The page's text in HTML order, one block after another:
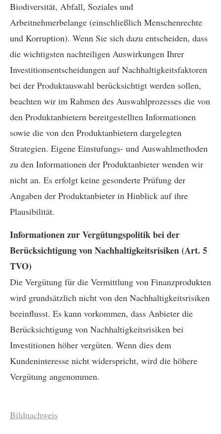
Biodiversität, Abfall, Soziales und
Arbeitnehmerbelange (einschließlich Menschenrechte
und Korruption). Wenn Sie sich dazu entscheiden, dass
die wichtigsten nachteiligen Auswirkungen Ihrer
Investitionsentscheidungen auf Nachhaltigkeitsfaktoren
bei der Produktauswahl berücksichtigt werden sollen,
beachten wir im Rahmen des Auswahlprozesses die von
den Produktanbietern bereitgestellten Informationen
sowie die von den Produktanbietern dargelegten
Strategien. Eigene Einstufungs- und Auswahlmethoden
zu den Informationen der Produktanbieter wenden wir
nicht an. Es erfolgt keine gesonderte Prüfung der
Angaben der Produktanbieter in Hinblick auf ihre
Plausibilität.
Informationen zur Vergütungspolitik bei der
Berücksichtigung von Nachhaltigkeitsrisiken (Art. 5
TVO)
Die Vergütung für die Vermittlung von Finanzprodukten
wird grundsätzlich nicht von den Nachhaltigkeitsrisiken
beeinflusst. Es kann vorkommen, dass Anbieter die
Berücksichtigung von Nachhaltigkeitsrisiken bei
Investitionen höher vergüten. Wenn dies dem
Kundeninteresse nicht widerspricht, wird die höhere
Vergütung angenommen.
Bildnachweis